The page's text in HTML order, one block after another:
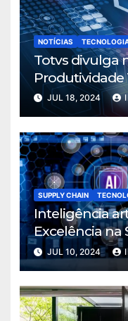
NOTÍCIAS
Totvs divulga
Produtividade
Manufatura
JUL 18, 2024
SUPPLY CHAIN
Inteligência
Excelência na
JUL 10, 2024